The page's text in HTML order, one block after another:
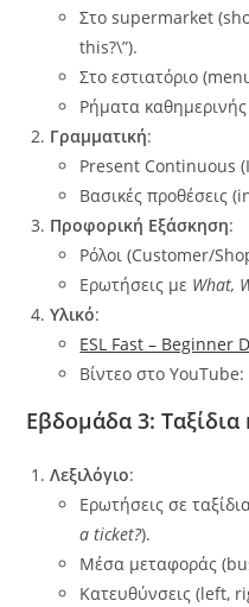
Στο supermarket
this?\”).
Στο εστιατόριο
Ρήματα
Γραμματική:
Present Continuous
Βασικές προθέσεις
Προφορική Εξάσκηση:
Ρόλοι (Customer/
Ερωτήσεις με What,
Υλικό:
ESL Fast – Beginner
Βίντεο στο YouTube:
Εβδομάδα 3: Ταξίδια
Λεξιλόγιο:
Ερωτήσεις σε
a ticket?).
Μέσα μεταφοράς
Κατευθύνσεις (left,